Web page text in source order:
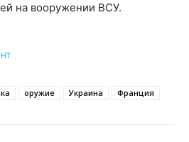
на вооружении ВСУ.
оружие Украина Франция